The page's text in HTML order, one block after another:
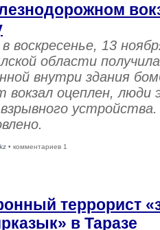
воскресенье, 13
области
внутри здания
вокзал оцеплен, люди
• комментариев 1
террорист
в Таразе